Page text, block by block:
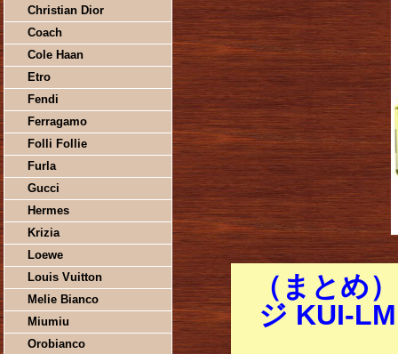
Christian Dior
Coach
Cole Haan
Etro
Fendi
Ferragamo
Folli Follie
Furla
Gucci
Hermes
Krizia
Loewe
Louis Vuitton
Melie Bianco
Miumiu
Orobianco
（まとめ
ジ KUI-